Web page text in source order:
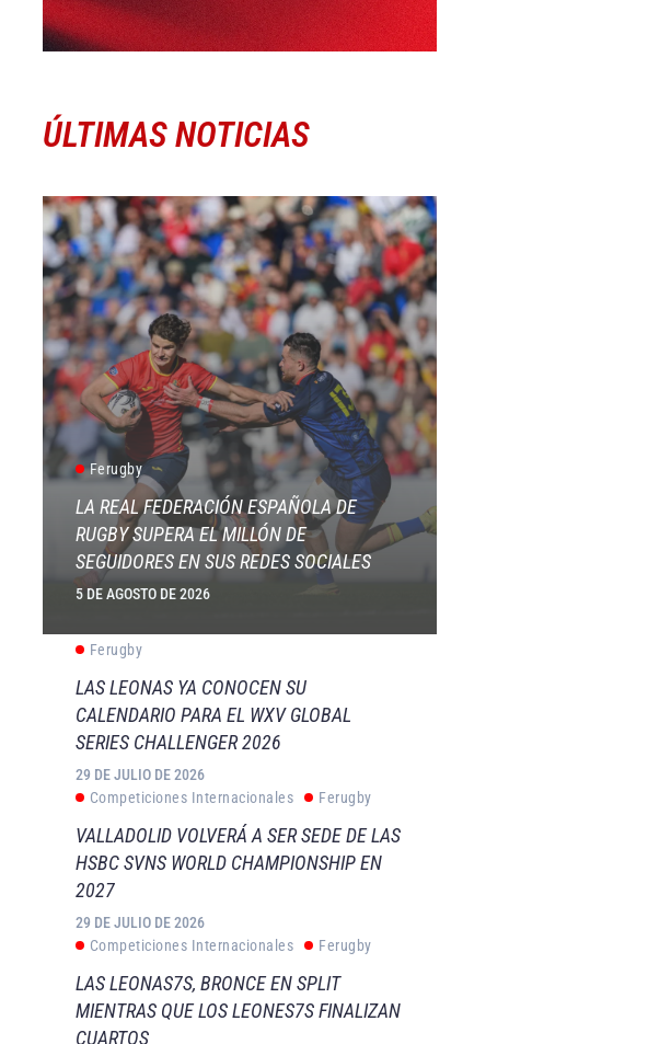
ÚLTIMAS NOTICIAS
Ferugby
LA REAL FEDERACIÓN ESPAÑOLA DE
RUGBY SUPERA EL MILLÓN DE
SEGUIDORES EN SUS REDES SOCIALES
5 DE AGOSTO DE 2026
Ferugby
LAS LEONAS YA CONOCEN SU
CALENDARIO PARA EL WXV GLOBAL
SERIES CHALLENGER 2026
29 DE JULIO DE 2026
Competiciones Internacionales
Ferugby
VALLADOLID VOLVERÁ A SER SEDE DE LAS
HSBC SVNS WORLD CHAMPIONSHIP EN
2027
29 DE JULIO DE 2026
Competiciones Internacionales
Ferugby
LAS LEONAS7S, BRONCE EN SPLIT
MIENTRAS QUE LOS LEONES7S FINALIZAN
CUARTOS